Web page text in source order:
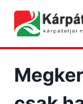
content